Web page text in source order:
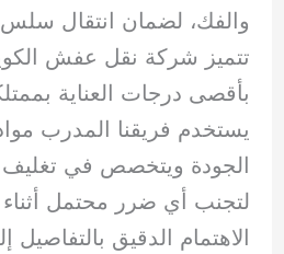
والفك، لضمان انتقال
تتميز شركة نقل عفش
بأقصى درجات العناية
يستخدم فريقنا المدرب
الجودة ويتخصص في
لتجنب أي ضرر محتمل أثناء
الاهتمام الدقيق بالتفاصيل